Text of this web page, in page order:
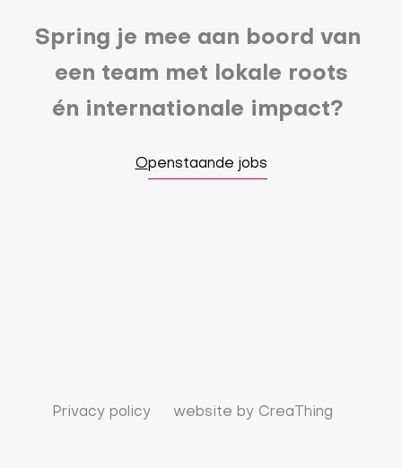
Spring je mee aan boord van
een team met lokale roots
én internationale impact?
Openstaande jobs
Privacy policy website by CreaThing